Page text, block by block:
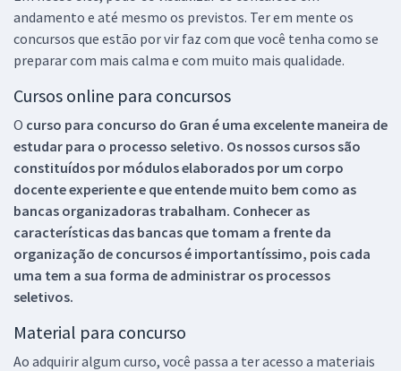
andamento e até mesmo os previstos. Ter em mente os
concursos que estão por vir faz com que você tenha como se
preparar com mais calma e com muito mais qualidade.
Cursos online para concursos
O curso para concurso do Gran é uma excelente maneira de
estudar para o processo seletivo. Os nossos cursos são
constituídos por módulos elaborados por um corpo
docente experiente e que entende muito bem como as
bancas organizadoras trabalham. Conhecer as
características das bancas que tomam a frente da
organização de concursos é importantíssimo, pois cada
uma tem a sua forma de administrar os processos
seletivos.
Material para concurso
Ao adquirir algum curso, você passa a ter acesso a materiais